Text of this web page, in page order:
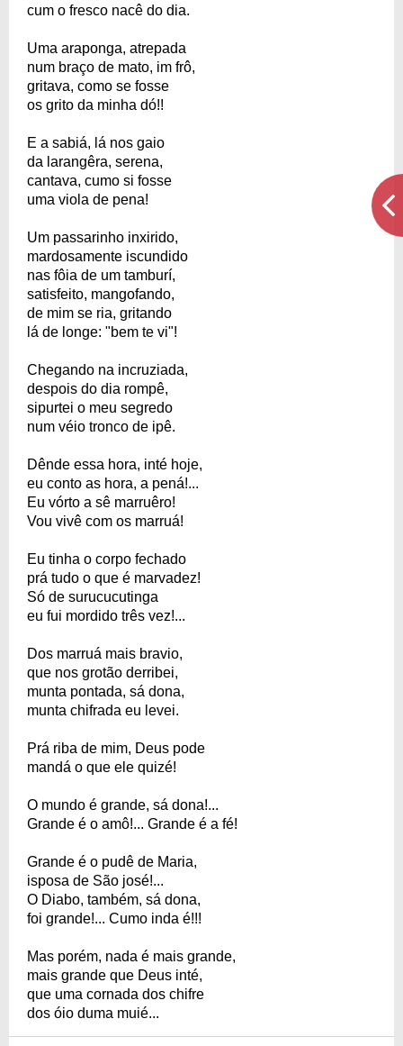
cum o fresco nacê do dia.
Uma araponga, atrepada
num braço de mato, im frô,
gritava, como se fosse
os grito da minha dó!!
E a sabiá, lá nos gaio
da larangêra, serena,
cantava, cumo si fosse
uma viola de pena!
Um passarinho inxirido,
mardosamente iscundido
nas fôia de um tamburí,
satisfeito, mangofando,
de mim se ria, gritando
lá de longe: "bem te vi"!
Chegando na incruziada,
despois do dia rompê,
sipurtei o meu segredo
num véio tronco de ipê.
Dênde essa hora, inté hoje,
eu conto as hora, a pená!...
Eu vórto a sê marruêro!
Vou vivê com os marruá!
Eu tinha o corpo fechado
prá tudo o que é marvadez!
Só de surucucutinga
eu fui mordido três vez!...
Dos marruá mais bravio,
que nos grotão derribei,
munta pontada, sá dona,
munta chifrada eu levei.
Prá riba de mim, Deus pode
mandá o que ele quizé!
O mundo é grande, sá dona!...
Grande é o amô!... Grande é a fé!
Grande é o pudê de Maria,
isposa de São josé!...
O Diabo, também, sá dona,
foi grande!... Cumo inda é!!!
Mas porém, nada é mais grande,
mais grande que Deus inté,
que uma cornada dos chifre
dos óio duma muié...